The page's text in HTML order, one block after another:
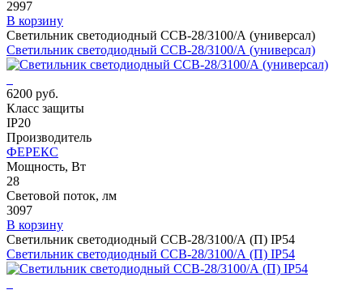
2997
В корзину
Светильник светодиодный ССВ-28/3100/А (универсал)
Светильник светодиодный ССВ-28/3100/А (универсал)
6200 руб.
Класс защиты
IP20
Производитель
ФЕРЕКС
Мощность, Вт
28
Световой поток, лм
3097
В корзину
Светильник светодиодный ССВ-28/3100/А (П) IP54
Светильник светодиодный ССВ-28/3100/А (П) IP54